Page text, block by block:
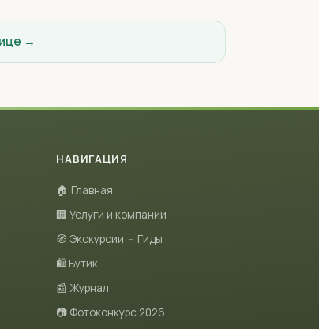
→
НАВИГАЦИЯ
🏠 Главная
🏢 Услуги и компании
🧭 Экскурсии – Гиды
🛍 Бутик
📰 Журнал
📷 Фотоконкурс 2026